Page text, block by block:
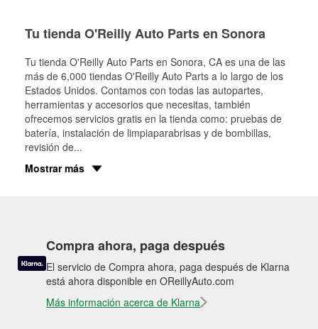
Tu tienda O'Reilly Auto Parts en Sonora
Tu tienda O'Reilly Auto Parts en Sonora, CA es una de las
más de 6,000 tiendas O'Reilly Auto Parts a lo largo de los
Estados Unidos. Contamos con todas las autopartes,
herramientas y accesorios que necesitas, también
ofrecemos servicios gratis en la tienda como: pruebas de
batería, instalación de limpiaparabrisas y de bombillas,
revisión de...
Mostrar más
Compra ahora, paga después
El servicio de Compra ahora, paga después de Klarna
está ahora disponible en OReillyAuto.com
Más información acerca de Klarna